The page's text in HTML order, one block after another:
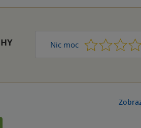
Nic moc 1 2 3 4 5